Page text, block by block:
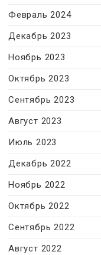
Февраль 2024
Декабрь 2023
Ноябрь 2023
Октябрь 2023
Сентябрь 2023
Август 2023
Июль 2023
Декабрь 2022
Ноябрь 2022
Октябрь 2022
Сентябрь 2022
Август 2022